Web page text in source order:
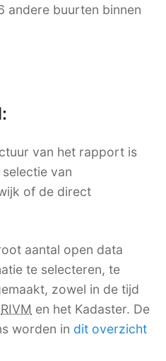
andere buurten binnen
van het rapport is
van
of de direct
aantal open data
te selecteren, te
zowel in de tijd
RIVM en het Kadaster. De
worden in dit overzicht